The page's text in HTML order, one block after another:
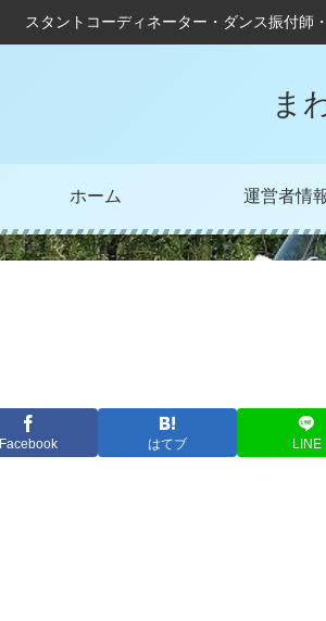
スタントコーディネーター・ダンス振付師
ま
ホーム 運営者情
Facebook はてブ LINE